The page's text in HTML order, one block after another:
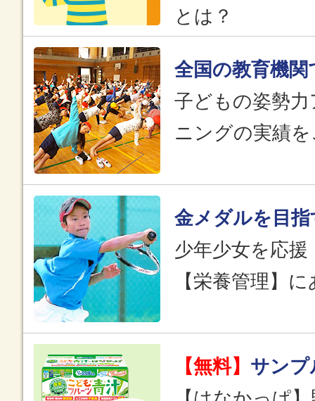
とは？
全国の教育機関
子どもの姿勢
ニングの実績
金メダルを目指
少年少女を応
【栄養管理】
【無料】 サンプ